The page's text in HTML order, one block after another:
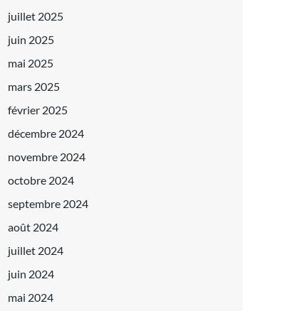
juillet 2025
juin 2025
mai 2025
mars 2025
février 2025
décembre 2024
novembre 2024
octobre 2024
septembre 2024
août 2024
juillet 2024
juin 2024
mai 2024